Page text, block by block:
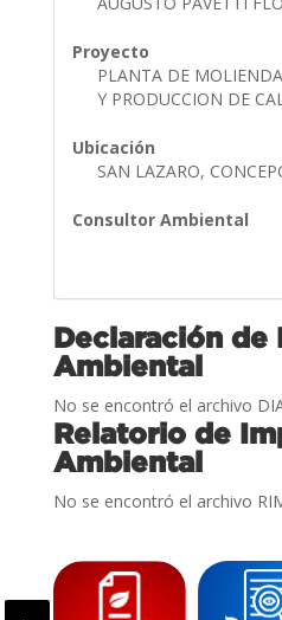
Proyecto
PLANTA DE
Y PRODUCCION DE
Ubicación
SAN LAZARO,
Consultor Ambiental
Declaración de
Ambiental
No se encontró el archivo
Relatorio de
Ambiental
No se encontró el archivo